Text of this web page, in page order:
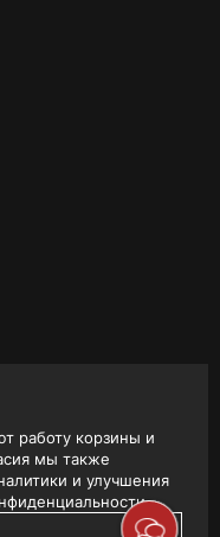
работу корзины и
мы также
и улучшения
.